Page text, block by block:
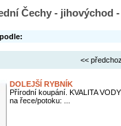
Čechy - jihovýchod
<<
DOLEJŠÍ RYBNÍK
Přírodní koupání. KVALITA
na řece/potoku: ...